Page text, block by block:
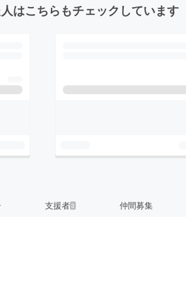
はこちらもチェックしています
支援者3 仲間募集